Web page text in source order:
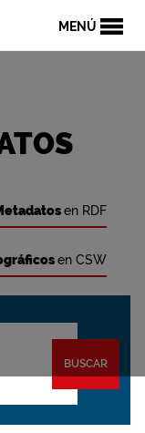
MENÚ
en RDF
en CSW
BUSCAR